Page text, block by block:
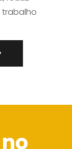
trabalho
no